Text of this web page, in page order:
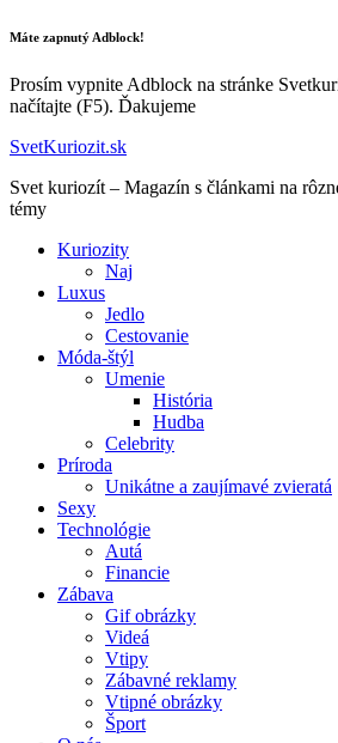
Máte zapnutý Adblock!
Prosím vypnite Adblock na stránke
načítajte (F5). Ďakujeme
SvetKuriozit.sk
Svet kuriozít – Magazín s článkami na
témy
Kuriozity
Naj
Luxus
Jedlo
Cestovanie
Móda-štýl
Umenie
História
Hudba
Celebrity
Príroda
Unikátne a zaujímavé zvieratá
Sexy
Technológie
Autá
Financie
Zábava
Gif obrázky
Videá
Vtipy
Zábavné reklamy
Vtipné obrázky
Šport